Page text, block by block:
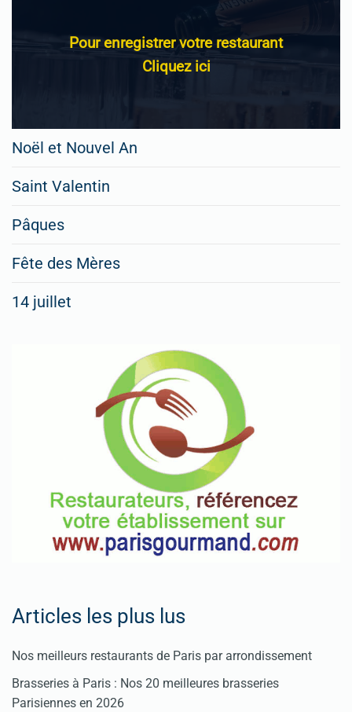
Pour enregistrer votre restaurant
Cliquez ici
Noël et Nouvel An
Saint Valentin
Pâques
Fête des Mères
14 juillet
Articles les plus lus
Nos meilleurs restaurants de Paris par arrondissement
Brasseries à Paris : Nos 20 meilleures brasseries
Parisiennes en 2026